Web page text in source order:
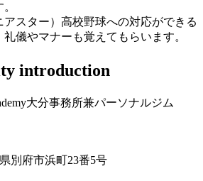
アスター）高校野球への対応ができる
儀やマナーも覚えてもらいます。
introduction
大分事務所兼パーソナルジム
別府市浜町23番5号